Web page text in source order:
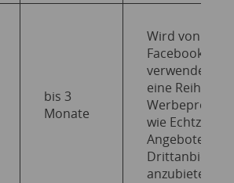
bis 3
Monate
Wird von
Facebook
verwendet,
eine Reihe von
wie Echtzeit-
Angebote von
Drittanbietern
anzubieten.